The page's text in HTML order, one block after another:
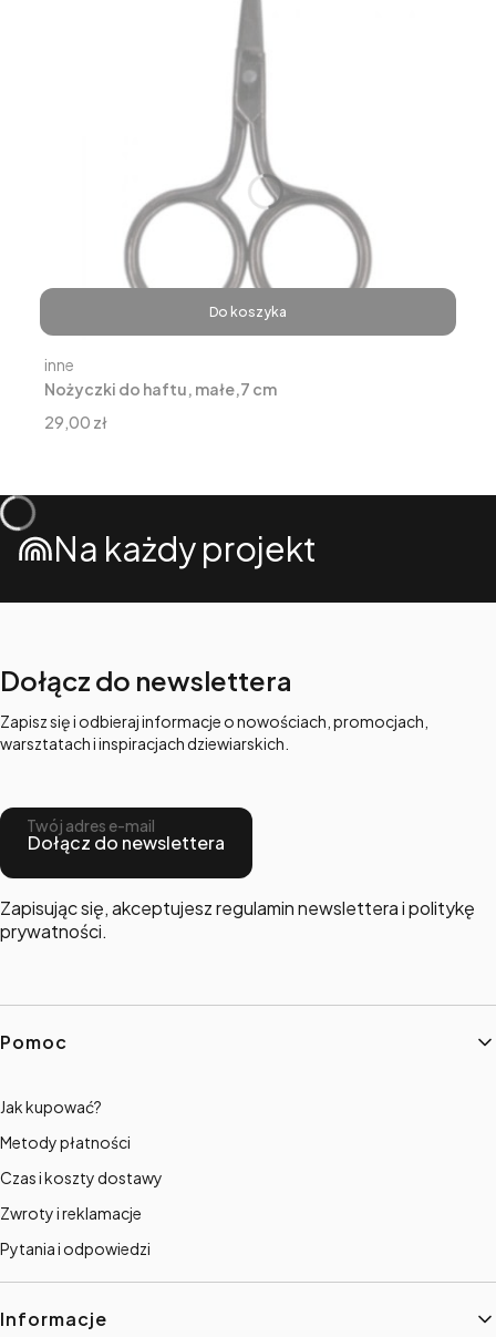
Do koszyka
Nożyczki do haftu, małe,7 cm
Producent
inne
Cena
29,00 zł
Na każdy projekt
Dołącz do newslettera
Zapisz się i odbieraj informacje o nowościach, promocjach,
warsztatach i inspiracjach dziewiarskich.
Twój adres e-mail
Dołącz do newslettera
Zapisując się, akceptujesz regulamin newslettera i politykę
prywatności.
Linki w stopce
Pomoc
Jak kupować?
Metody płatności
Czas i koszty dostawy
Zwroty i reklamacje
Pytania i odpowiedzi
Informacje